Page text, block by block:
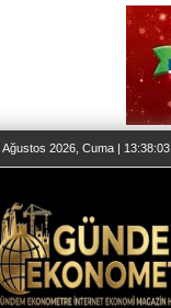
Ağustos 2026, Cuma | 13:38:05